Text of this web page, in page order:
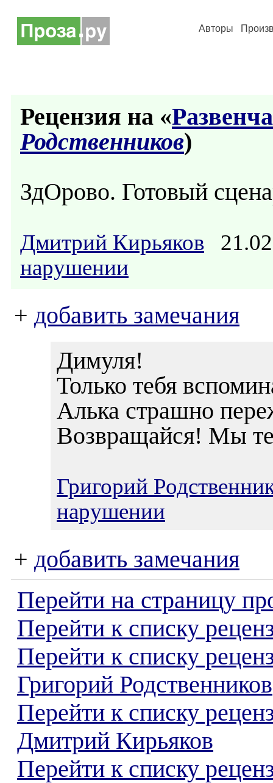
Авторы
Рецензия на «
Родственников)
ЗдОрово. Готовый
Дмитрий Кирьяков
нарушении
+ добавить замечания
Димуля!
Только тебя
Алька страшно
Возвращайся! Мы
Григорий
нарушении
+ добавить замечания
Перейти на страницу
Перейти к списку
Перейти к списку
Григорий Родственников
Перейти к списку
Дмитрий Кирьяков
Перейти к списку